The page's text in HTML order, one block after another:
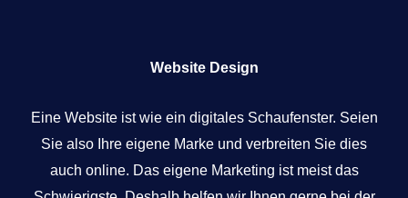
Website Design
Eine Website ist wie ein digitales Schaufenster. Seien
Sie also Ihre eigene Marke und verbreiten Sie dies
auch online. Das eigene Marketing ist meist das